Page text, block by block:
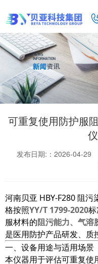
可重复使用防护服
发布日期:：2026-04-29
河南贝亚 HBY‑F280 阻
格按照YY/T 1799‑2020
服材料的阻污能力、气溶
是医用防护产品研发、质
一、设备用途与适用场景
本仪器用于评估可重复使